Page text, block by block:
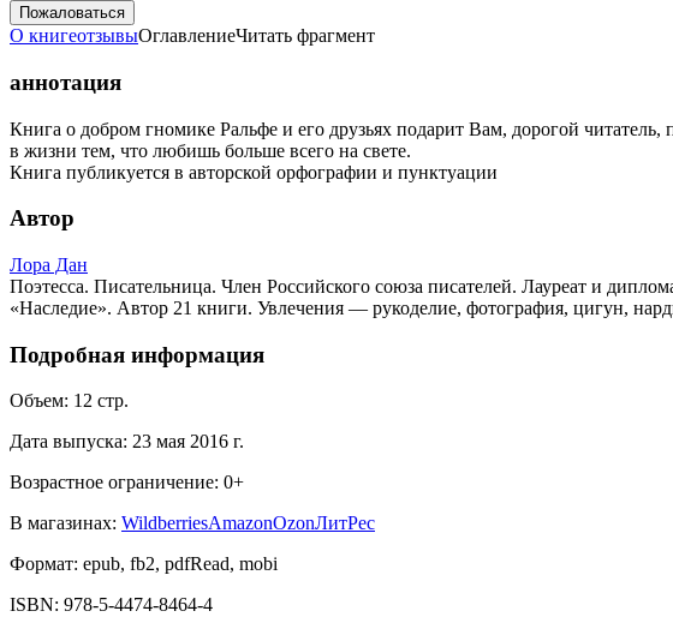
Пожаловаться
О книгеотзывыОглавлениеЧитать фрагмент
аннотация
Книга о добром гномике Ральфе и его друзьях подарит Вам, дорогой
в жизни тем, что любишь больше всего на свете.
Книга публикуется в авторской орфографии и пунктуации
Автор
Лора Дан
Поэтесса. Писательница. Член Российского союза писателей. Лауреат и
«Наследие». Автор 21 книги. Увлечения — рукоделие, фотография, цигун,
Подробная информация
Объем: 12 стр.
Дата выпуска: 23 мая 2016 г.
Возрастное ограничение: 0+
В магазинах: WildberriesAmazonOzonЛитРес
Формат: epub, fb2, pdfRead, mobi
ISBN: 978-5-4474-8464-4